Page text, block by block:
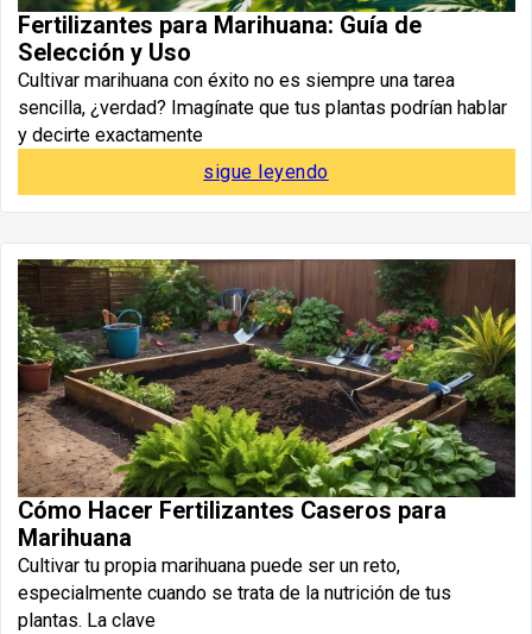
Fertilizantes para Marihuana: Guía de
Selección y Uso
Cultivar marihuana con éxito no es siempre una tarea
sencilla, ¿verdad? Imagínate que tus plantas podrían hablar
y decirte exactamente
sigue leyendo
Cómo Hacer Fertilizantes Caseros para
Marihuana
Cultivar tu propia marihuana puede ser un reto,
especialmente cuando se trata de la nutrición de tus
plantas. La clave